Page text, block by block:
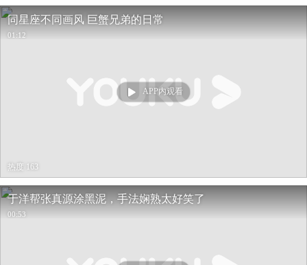
同星座不同画风 巨蟹兄弟的日常
01:12
APP内观看
热度 163
于洋帮张真源涂黑泥，手法娴熟太好笑了
00:53